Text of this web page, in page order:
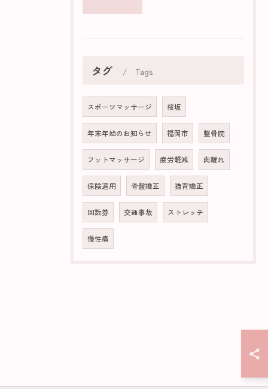
タグ Tags
スポーツマッサージ 桜坂
年末年始のお知らせ 福岡市 整骨院
フットマッサージ 疲労軽減 肉離れ
保険適用 骨盤矯正 猫背矯正
回数券 交通事故 ストレッチ
慢性痛